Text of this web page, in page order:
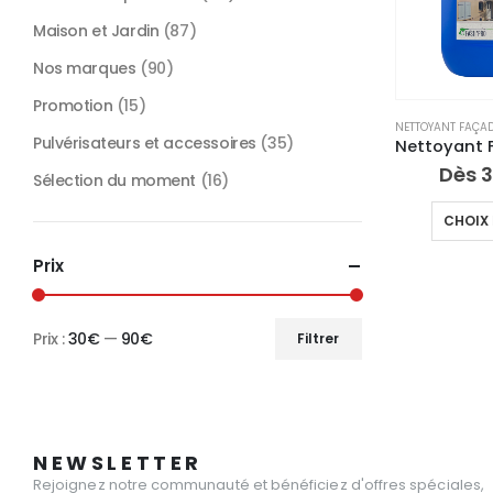
NETTOYANT
Dès
CHOIX
Maison et Jardin (87)
Nos marques (90)
Promotion (15)
Pulvérisateurs et accessoires (35)
Sélection du moment (16)
Prix
Filtrer
Prix :30€— 90€
NEWSLETTER
Rejoignez notre communauté et bénéficiez d'offres spéciales,